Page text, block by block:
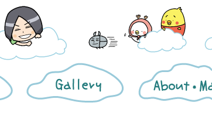
ギ
ャ
ラ
リ
き
み
葱